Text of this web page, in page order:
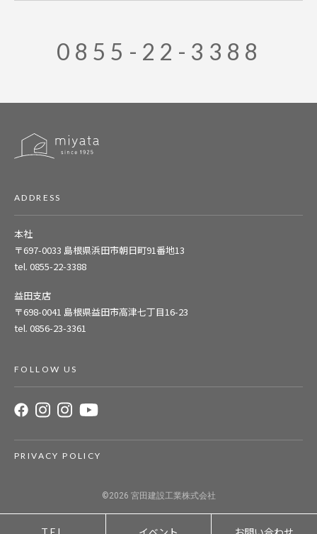
0855-22-3388
ADDRESS
本社
〒697-0033 島根県浜田市朝日町91番地13
tel. 0855-22-3388
益田支店
〒698-0041 島根県益田市高津七丁目16-23
tel. 0856-23-3361
FOLLOW US
PRIVACY POLICY
©2026 宮田建設工業株式会社
TEL